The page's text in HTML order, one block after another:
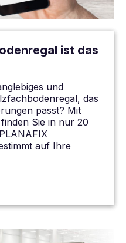
ist das
und
das
passt? Mit
Sie in nur 20
auf Ihre